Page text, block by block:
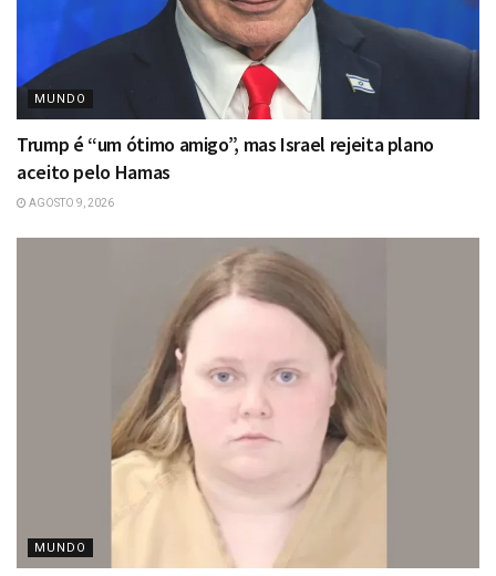
MUNDO
Trump é “um ótimo amigo”, mas Israel rejeita plano
aceito pelo Hamas
AGOSTO 9, 2026
MUNDO